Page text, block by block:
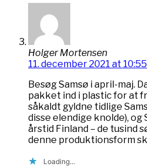
Holger Mortensen
11. december 2021 at 10:55
Besøg Samsø i april-maj.
pakket ind i plastic for at
såkaldt gyldne tidlige
disse elendige knolde), og
årstid Finland – de tusind
denne produktionsform
Loading...